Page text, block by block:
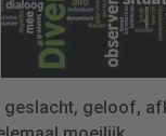
geslacht, geloof,